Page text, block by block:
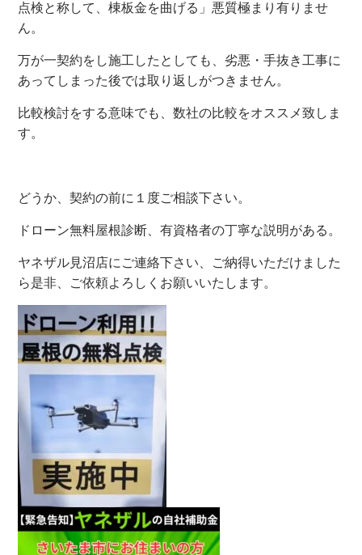
点検と称して、棟板金を曲げる」悪質極まり有りませ
ん。
万が一契約をし施工したとしても、劣悪・手抜き工事に
あってしまった後では取り返しがつきません。
比較検討をする意味でも、数社の比較をオススメ致しま
す。
どうか、契約の前に１度ご相談下さい。
ドローン無料屋根診断、有資格者の丁寧な説明がある。
ヤネザル見沼店にご連絡下さい、ご納得いただけました
ら是非、ご依頼よろしくお願いいたします。